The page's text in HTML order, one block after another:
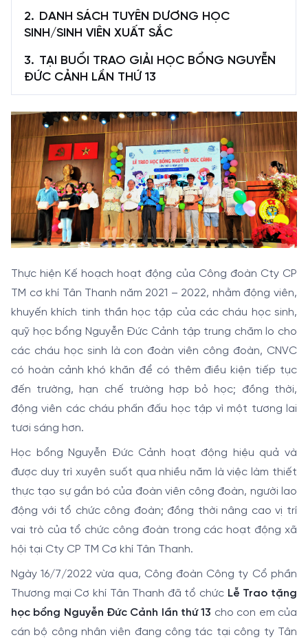
DANH SÁCH TUYÊN DƯƠNG HỌC
SINH/SINH VIÊN XUẤT SẮC
TẠI BUỔI TRAO GIẢI HỌC BỔNG NGUYỄN
ĐỨC CẢNH LẦN THỨ 13
Thực hiện Kế hoạch hoạt động của Công đoàn Cty CP
TM cơ khí Tân Thanh năm 2021 – 2022, nhằm động viên,
khuyến khích tinh thần học tập của các cháu học sinh,
quỹ học bổng Nguyễn Đức Cảnh tập trung chăm lo cho
các cháu học sinh là con đoàn viên công đoàn, CNVC
có hoàn cảnh khó khăn để có thêm điều kiện tiếp tục
đến trường, hạn chế trường hợp bỏ học; đồng thời,
động viên các cháu phấn đấu học tập vì một tương lai
tươi sáng hơn.
Học bổng Nguyễn Đức Cảnh hoạt động hiệu quả và
được duy trì xuyên suốt qua nhiều năm là việc làm thiết
thực tạo sự gắn bó của đoàn viên công đoàn, người lao
động với tổ chức công đoàn; đồng thời nâng cao vị trí
vai trò của tổ chức công đoàn trong các hoạt động xã
hội tại Cty CP TM Cơ khí Tân Thanh.
Ngày 16/7/2022 vừa qua, Công đoàn Công ty Cổ phần
Thương mại Cơ khí Tân Thanh đã tổ chức Lễ Trao tặng
học bổng Nguyễn Đức Cảnh lần thứ 13 cho con em của
cán bộ công nhân viên đang công tác tại công ty Tân